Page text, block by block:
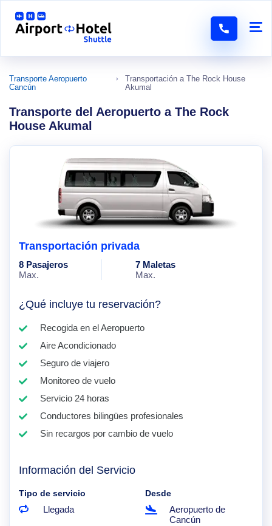
Transporte Aeropuerto
Cancún
Transportación a The Rock House
Akumal
Transporte del Aeropuerto a The Rock
House Akumal
Transportación privada
8 Pasajeros
Max.
7 Maletas
Max.
¿Qué incluye tu reservación?
Recogida en el Aeropuerto
Aire Acondicionado
Seguro de viajero
Monitoreo de vuelo
Servicio 24 horas
Conductores bilingües profesionales
Sin recargos por cambio de vuelo
Información del Servicio
Tipo de servicio
Llegada
Desde
Aeropuerto de
Cancún